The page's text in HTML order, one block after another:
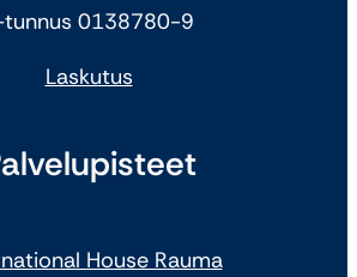
tunnus 0138780-9
Laskutus
House Rauma